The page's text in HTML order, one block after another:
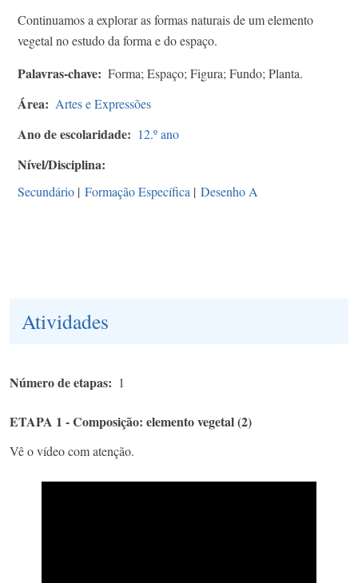
Continuamos a explorar as formas naturais de um elemento
vegetal no estudo da forma e do espaço.
Palavras-chave Forma; Espaço; Figura; Fundo; Planta.
Área Artes e Expressões
Ano de escolaridade 12.º ano
Nível/Disciplina
Secundário | Formação Específica | Desenho A
Atividades
Número de etapas 1
ETAPA 1 - Composição: elemento vegetal (2)
Vê o vídeo com atenção.